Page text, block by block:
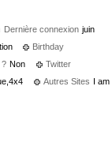
Dernière connexion juin
Birthday
? Non
Twitter
Autres Sites I am